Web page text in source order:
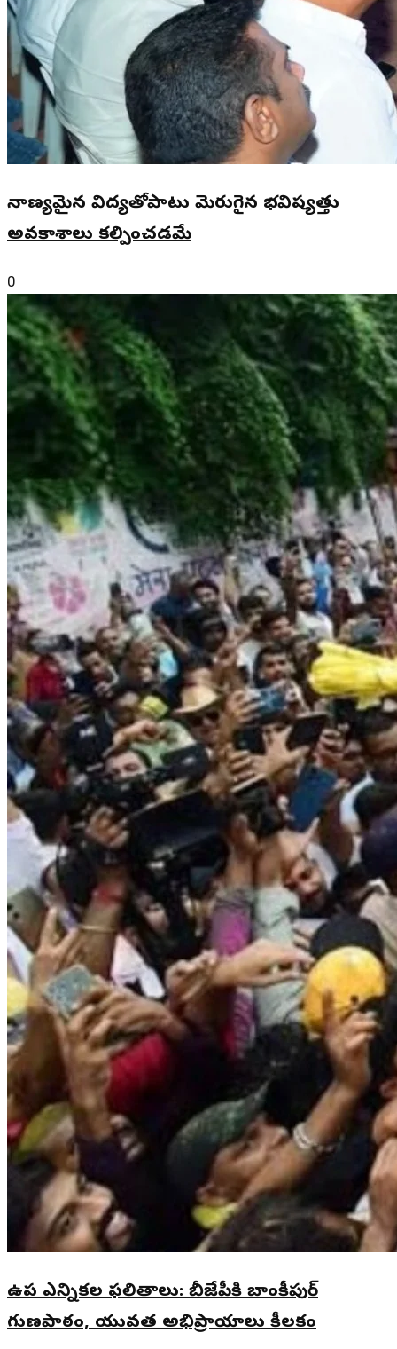
నాణ్యమైన విద్యతోపాటు మెరుగైన భవిష్యత్తు
అవకాశాలు కల్పించడమే
0
ఉప ఎన్నికల ఫలితాలు: బీజేపీకి బాంకీపుర్
గుణపాఠం, యువత అభిప్రాయాలు కీలకం